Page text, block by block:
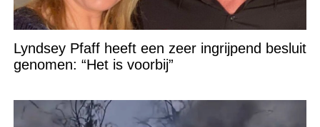
Lyndsey Pfaff heeft een zeer ingrijpend besluit
genomen: “Het is voorbij”